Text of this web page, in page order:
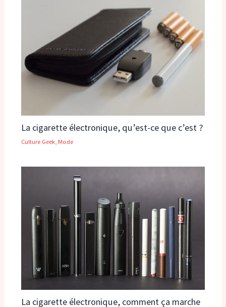
La cigarette électronique, qu’est-ce que c’est ?
Culture Geek,Mode
La cigarette électronique, comment ça marche